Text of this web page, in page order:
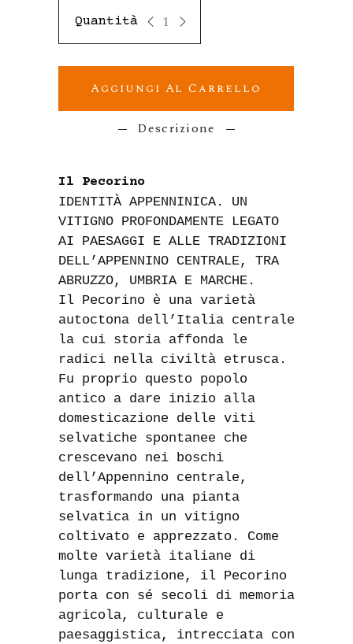
Aggiungi Al Carrello
Descrizione
Il Pecorino
IDENTITÀ APPENNINICA. UN
VITIGNO PROFONDAMENTE LEGATO
AI PAESAGGI E ALLE TRADIZIONI
DELL’APPENNINO CENTRALE, TRA
ABRUZZO, UMBRIA E MARCHE.
Il Pecorino è una varietà
autoctona dell’Italia centrale
la cui storia affonda le
radici nella civiltà etrusca.
Fu proprio questo popolo
antico a dare inizio alla
domesticazione delle viti
selvatiche spontanee che
crescevano nei boschi
dell’Appennino centrale,
trasformando una pianta
selvatica in un vitigno
coltivato e apprezzato. Come
molte varietà italiane di
lunga tradizione, il Pecorino
porta con sé secoli di memoria
agricola, culturale e
paesaggistica, intrecciata con